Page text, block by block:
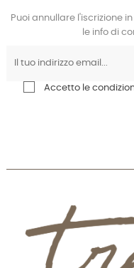
Puoi annullare l'iscrizione
le info di
Accetto le